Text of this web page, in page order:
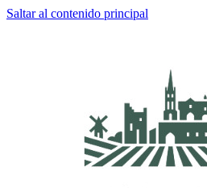
Saltar al contenido principal